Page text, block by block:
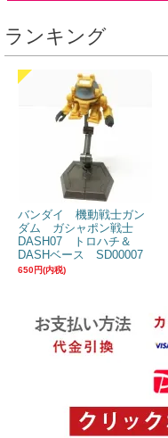
ランキング
バンダイ 機動戦士ガン
ダム ガシャポン戦士
DASH07 トロハチ＆
DASHベース SD00007
650円(内税)